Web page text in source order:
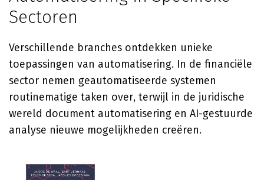
Sectoren
Verschillende branches ontdekken unieke
toepassingen van automatisering. In de financiële
sector nemen geautomatiseerde systemen
routinematige taken over, terwijl in de juridische
wereld document automatisering en AI-gestuurde
analyse nieuwe mogelijkheden creëren.